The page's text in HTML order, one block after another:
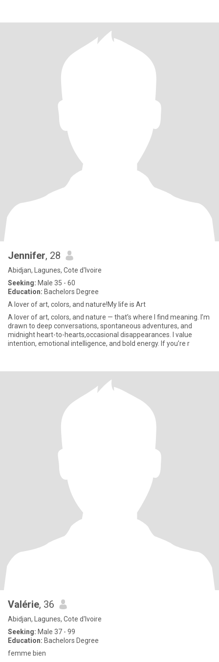
Jennifer, 28
Abidjan, Lagunes, Cote d'Ivoire
Seeking: Male 35 - 60
Education: Bachelors Degree
A lover of art, colors, and nature!My life is Art
A lover of art, colors, and nature — that’s where I find meaning. I’m
drawn to deep conversations, spontaneous adventures, and
midnight heart-to-hearts,occasional disappearances. I value
intention, emotional intelligence, and bold energy. If you’re r
Valérie, 36
Abidjan, Lagunes, Cote d'Ivoire
Seeking: Male 37 - 99
Education: Bachelors Degree
femme bien